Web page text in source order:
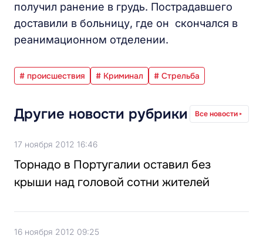
получил ранение в грудь. Пострадавшего
доставили в больницу, где он скончался в
реанимационном отделении.
# происшествия # Криминал # Стрельба
Другие новости рубрики Все новости
17 ноября 2012 16:46
Торнадо в Португалии оставил без
крыши над головой сотни жителей
16 ноября 2012 09:25